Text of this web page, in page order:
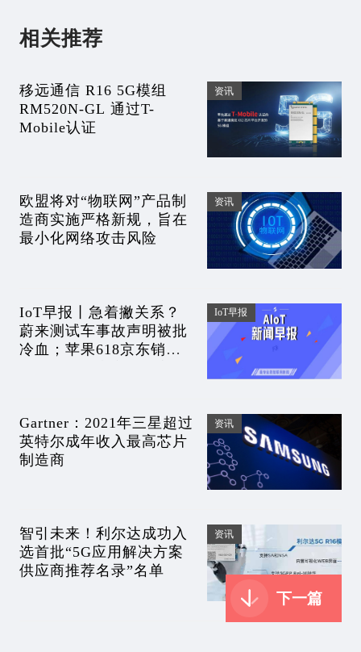
相关推荐
移远通信 R16 5G模组
RM520N-GL 通过T-
Mobile认证
资讯
欧盟将对“物联网”产品制
造商实施严格新规，旨在
最小化网络攻击风险
资讯
IoT早报丨急着撇关系？
蔚来测试车事故声明被批
冷血；苹果618京东销售
IoT早报
Gartner：2021年三星超过
英特尔成年收入最高芯片
制造商
资讯
智引未来！利尔达成功入
选首批“5G应用解决方案
供应商推荐名录”名单
资讯
下一篇